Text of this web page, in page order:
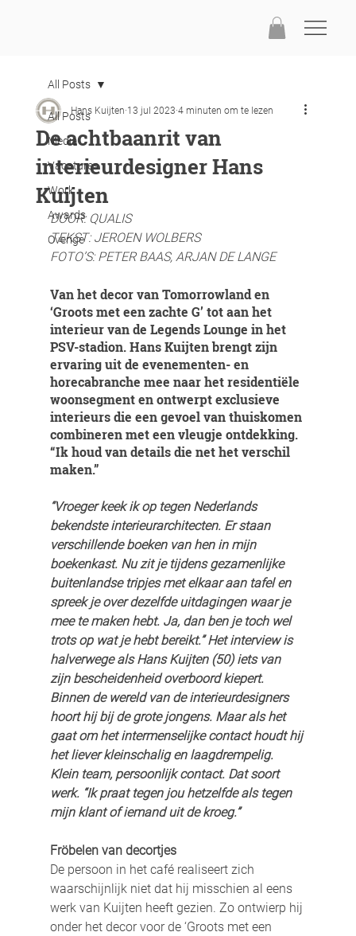
All Posts
Media
Vacatures
Work
Awards
Overige
All Posts
De achtbaanrit van
interieurdesigner Hans
Kuijten
Hans Kuijten 13 jul 2023 4 minuten om te lezen
DOOR: QUALIS
TEKST: JEROEN WOLBERS
FOTO’S: PETER BAAS, ARJAN DE LANGE
Van het decor van Tomorrowland en
‘Groots met een zachte G’ tot aan het
interieur van de Legends Lounge in het
PSV-stadion. Hans Kuijten brengt zijn
ervaring uit de evenementen- en
horecabranche mee naar het residentiële
woonsegment en ontwerpt exclusieve
interieurs die een gevoel van thuiskomen
combineren met een vleugje ontdekking.
“Ik houd van details die net het verschil
maken.”
“Vroeger keek ik op tegen Nederlands
bekendste interieurarchitecten. Er staan
verschillende boeken van hen in mijn
boekenkast. Nu zit je tijdens gezamenlijke
buitenlandse tripjes met elkaar aan tafel en
spreek je over dezelfde uitdagingen waar je
mee te maken hebt. Ja, dan ben je toch wel
trots op wat je hebt bereikt.” Het interview is
halverwege als Hans Kuijten (50) iets van
zijn bescheidenheid overboord kiepert.
Binnen de wereld van de interieurdesigners
hoort hij bij de grote jongens. Maar als het
gaat om het intermenselijke contact houdt hij
het liever kleinschalig en laagdrempelig.
Klein team, persoonlijk contact. Dat soort
werk. “Ik praat tegen jou hetzelfde als tegen
mijn klant of iemand uit de kroeg.”
Fröbelen van decortjes
De persoon in het café realiseert zich
waarschijnlijk niet dat hij misschien al eens
werk van Kuijten heeft gezien. Zo ontwierp hij
onder het decor voor de ‘Groots met een